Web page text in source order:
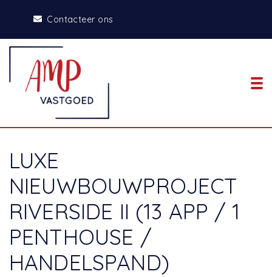
Contacteer ons
LUXE
NIEUWBOUWPROJECT
RIVERSIDE II (13 APP / 1
PENTHOUSE /
HANDELSPAND)